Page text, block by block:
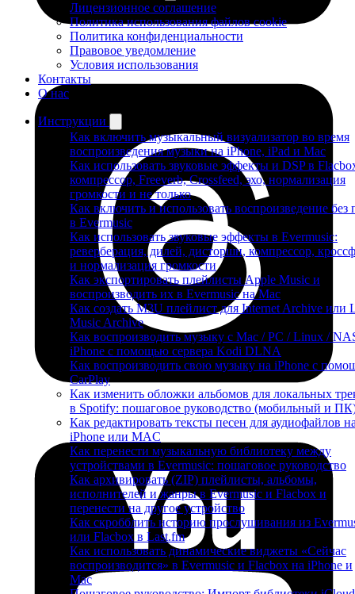
Лицензионное соглашение
Политика использования файлов cookie
Политика конфиденциальности
Правовое уведомление
Условия использования
Контакты
О нас
Инструкции
Как включить музыкальный визуализатор во время
воспроизведения музыки на iPhone, iPad и Mac
Как использовать звуковые эффекты и DSP в
компрессор, Freeverb, Crossfeed, эхо, нормализация
громкости и не только
Как включить и использовать воспроизведение без
в Evermusic
Как использовать звуковые эффекты в Evermusic:
реверберация, дилей, дисторшн, компрессор,
и нормализация громкости
Как экспортировать плейлисты Apple Music и
воспроизводить их в Evermusic на Mac
Как создать M3U плейлист для Internet Archive или
Music Archive
Как воспроизводить музыку с Mac / PC / Linux /
iPhone с помощью сервера Kodi DLNA
Как воспроизводить свою музыку на iPhone с
CarPlay
Как изменить обложки альбомов для локальных
в Spotify: пошаговое руководство (мобильный и
Как редактировать тексты песен для аудиофайлов
iPhone или MAC
Как перенести музыкальную библиотеку между
устройствами в Evermusic: пошаговое руководство
Как архивировать (ZIP) плейлисты, альбомы,
исполнителей и жанры в Evermusic и Flacbox и
перенести на другое устройство
Как скробблить историю прослушивания из
или Flacbox в Last.fm
Как использовать динамические виджеты «Сейчас
воспроизводится» в Evermusic и Flacbox на iPhone и
Mac